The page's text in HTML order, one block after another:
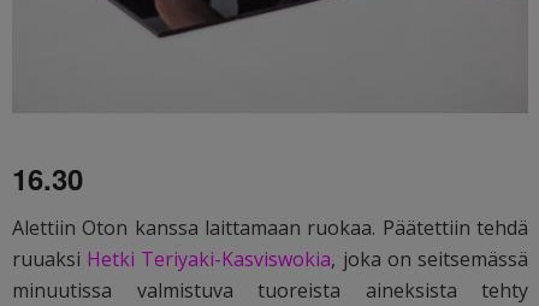
16.30
Alettiin Oton kanssa laittamaan ruokaa. Päätettiin tehdä
ruuaksi Hetki Teriyaki-Kasviswokia, joka on seitsemässä
minuutissa valmistuva tuoreista aineksista tehty